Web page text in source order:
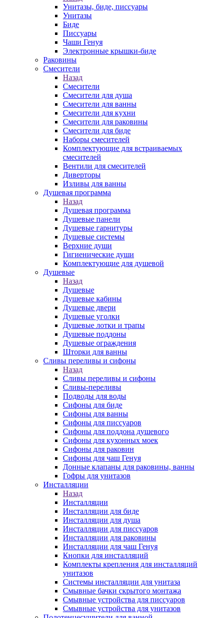
Унитазы, биде, писсуары
Унитазы
Биде
Писсуары
Чаши Генуя
Электронные крышки-биде
Раковины
Смесители
Назад
Смесители
Смесители для душа
Смесители для ванны
Смесители для кухни
Смесители для раковины
Смесители для биде
Наборы смесителей
Комплектующие для встраиваемых
смесителей
Вентили для смесителей
Диверторы
Изливы для ванны
Душевая программа
Назад
Душевая программа
Душевые панели
Душевые гарнитуры
Душевые системы
Верхние души
Гигиенические души
Комплектующие для душевой
Душевые
Назад
Душевые
Душевые кабины
Душевые двери
Душевые уголки
Душевые лотки и трапы
Душевые поддоны
Душевые ограждения
Шторки для ванны
Сливы переливы и сифоны
Назад
Сливы переливы и сифоны
Сливы-переливы
Подводы для воды
Сифоны для биде
Сифоны для ванны
Сифоны для писсуаров
Сифоны для поддона душевого
Сифоны для кухонных моек
Сифоны для раковин
Сифоны для чаш Генуя
Донные клапаны для раковины, ванны
Гофры для унитазов
Инсталляции
Назад
Инсталляции
Инсталляции для биде
Инсталляции для душа
Инсталляции для писсуаров
Инсталляции для раковины
Инсталляции для чаш Генуя
Кнопки для инсталляций
Комплекты крепления для инсталляций
унитазов
Системы инсталляции для унитаза
Смывные бачки скрытого монтажа
Смывные устройства для писсуаров
Смывные устройства для унитазов